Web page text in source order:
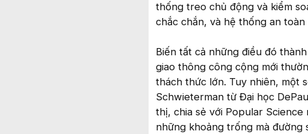
thống treo chủ động và kiểm
chắc chắn, và hệ thống an toàn
Biến tất cả những điều đó
giao thông công cộng mới
thách thức lớn. Tuy nhiên, một
Schwieterman từ Đại học
thị, chia sẻ với Popular
những khoảng trống mà